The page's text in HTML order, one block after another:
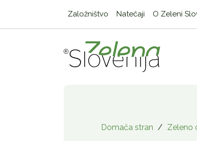
Založništvo Natečaji O Zeleni
Domača stran / Zeleno